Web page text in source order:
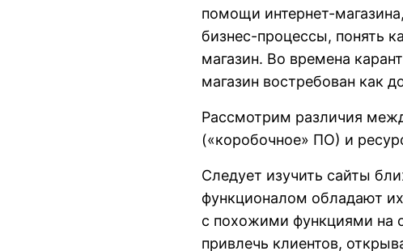
помощи интернет-
бизнес-процессы, понять
магазин. Во времена
магазин востребован как
Рассмотрим различия
(«коробочное» ПО) и
Следует изучить сайты
функционалом обладают
с похожими функциями на
привлечь клиентов,